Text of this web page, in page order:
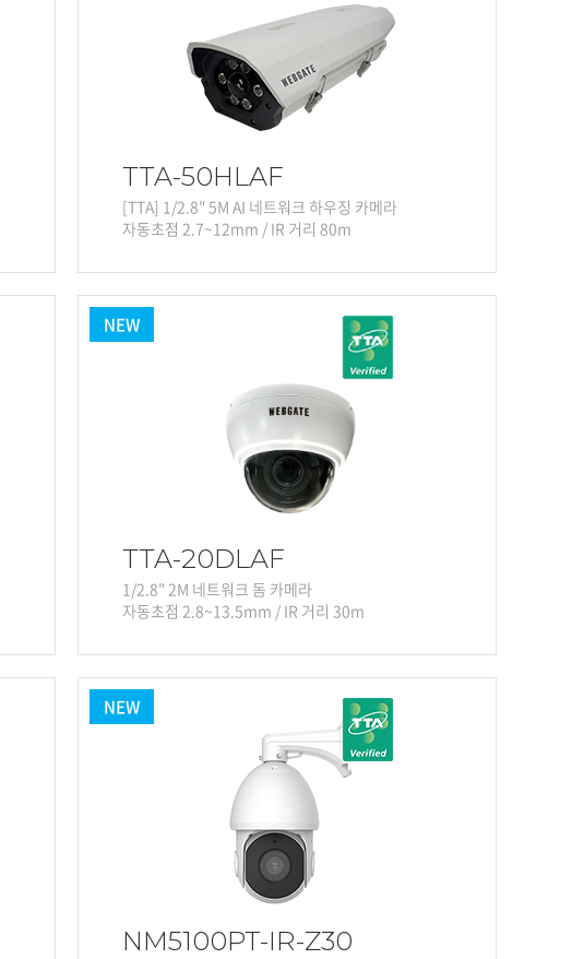
TTA-50HLAF
[TTA] 1/2.8" 5M AI 네트워크 하우징 카메라
자동초점 2.7~12mm / IR 거리 80m
NEW
TTA-20DLAF
1/2.8" 2M 네트워크 돔 카메라
자동초점 2.8~13.5mm / IR 거리 30m
NEW
NM5100PT-IR-Z30